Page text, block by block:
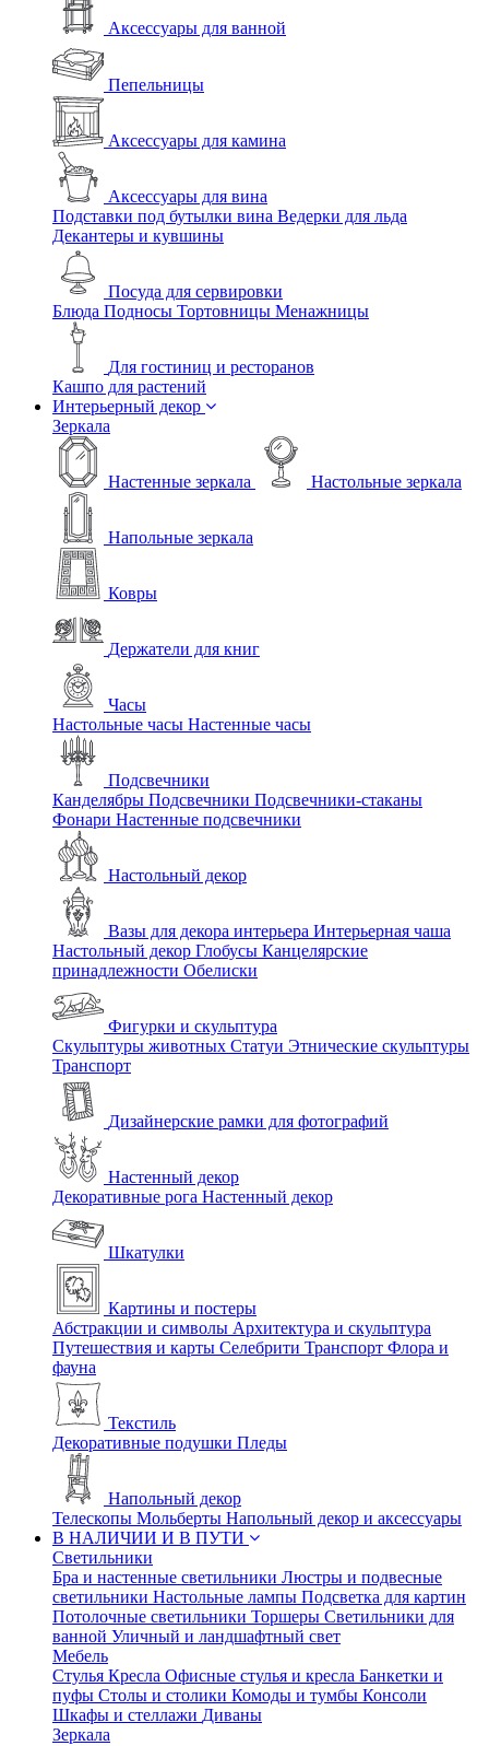
Аксессуары для ванной
Пепельницы
Аксессуары для камина
Аксессуары для вина
Подставки под бутылки вина Ведерки для льда
Декантеры и кувшины
Посуда для сервировки
Блюда Подносы Тортовницы Менажницы
Для гостиниц и ресторанов
Кашпо для растений
Интерьерный декор
Зеркала
Настенные зеркала Настольные зеркала
Напольные зеркала
Ковры
Держатели для книг
Часы
Настольные часы Настенные часы
Подсвечники
Канделябры Подсвечники Подсвечники-стаканы
Фонари Настенные подсвечники
Настольный декор
Вазы для декора интерьера Интерьерная чаша
Настольный декор Глобусы Канцелярские
принадлежности Обелиски
Фигурки и скульптура
Скульптуры животных Статуи Этнические скульптуры
Транспорт
Дизайнерские рамки для фотографий
Настенный декор
Декоративные рога Настенный декор
Шкатулки
Картины и постеры
Абстракции и символы Архитектура и скульптура
Путешествия и карты Селебрити Транспорт Флора и
фауна
Текстиль
Декоративные подушки Пледы
Напольный декор
Телескопы Мольберты Напольный декор и аксессуары
В НАЛИЧИИ И В ПУТИ
Светильники
Бра и настенные светильники Люстры и подвесные
светильники Настольные лампы Подсветка для картин
Потолочные светильники Торшеры Светильники для
ванной Уличный и ландшафтный свет
Мебель
Стулья Кресла Офисные стулья и кресла Банкетки и
пуфы Столы и столики Комоды и тумбы Консоли
Шкафы и стеллажи Диваны
Зеркала